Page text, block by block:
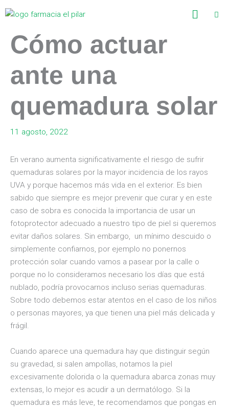
Menú
Cómo actuar
ante una
quemadura solar
11 agosto, 2022
En verano aumenta significativamente el riesgo de sufrir
quemaduras solares por la mayor incidencia de los rayos
UVA y porque hacemos más vida en el exterior. Es bien
sabido que siempre es mejor prevenir que curar y en este
caso de sobra es conocida la importancia de usar un
fotoprotector adecuado a nuestro tipo de piel si queremos
evitar daños solares. Sin embargo, un mínimo descuido o
simplemente confiarnos, por ejemplo no ponernos
protección solar cuando vamos a pasear por la calle o
porque no lo consideramos necesario los días que está
nublado, podría provocarnos incluso serias quemaduras.
Sobre todo debemos estar atentos en el caso de los niños
o personas mayores, ya que tienen una piel más delicada y
frágil.
Cuando aparece una quemadura hay que distinguir según
su gravedad, si salen ampollas, notamos la piel
excesivamente dolorida o la quemadura abarca zonas muy
extensas, lo mejor es acudir a un dermatólogo. Si la
quemadura es más leve, te recomendamos que pongas en